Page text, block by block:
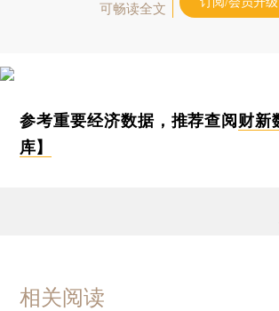
可畅读全文
参考重要经济数据，推荐查阅 财新
库】
相关阅读